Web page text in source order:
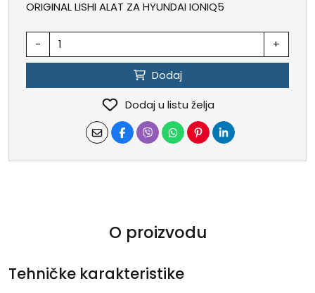
ORIGINAL LISHI ALAT ZA HYUNDAI IONIQ5
- +
Dodaj
Dodaj u listu želja
O proizvodu
Tehničke karakteristike